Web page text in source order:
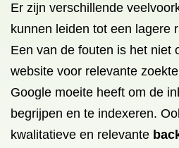
Er zijn verschillende
kunnen leiden tot een lagere
Een van de fouten is het niet
website voor relevante
Google moeite heeft om de
begrijpen en te indexeren.
kwalitatieve en relevante